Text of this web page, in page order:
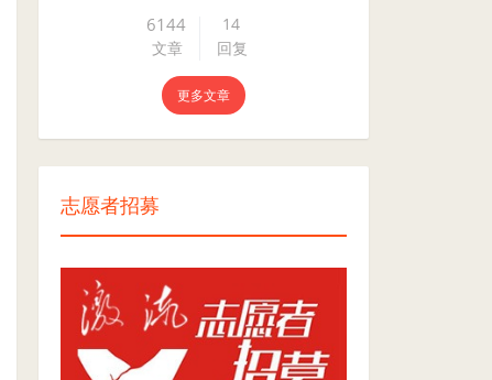
6144
文章
14
回复
更多文章
志愿者招募